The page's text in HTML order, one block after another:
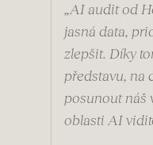
„AI audit od
jasná data,
zlepšit. Díky
představu, na
posunout náš
oblasti AI